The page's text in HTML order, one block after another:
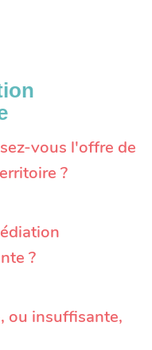
vous l'offre de
?
?
ou insuffisante,